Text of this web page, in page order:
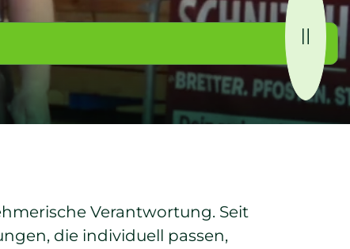
Verantwortung. Seit
die individuell passen,